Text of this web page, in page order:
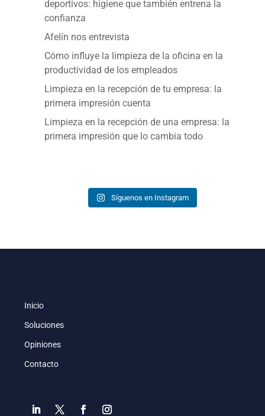
deportivos: higiene que también entrena la
confianza
Afelín nos entrevista
Cómo influye la limpieza de la oficina en la
productividad de los empleados
Limpieza en la recepción de tu empresa: la
primera impresión cuenta
Limpieza en la recepción de una empresa: la
primera impresión que lo cambia todo
Síguenos en Instagram
Inicio
Soluciones
Opiniones
Contacto